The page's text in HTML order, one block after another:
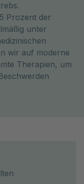
Prozent der
unter
wir auf moderne
Therapien, um